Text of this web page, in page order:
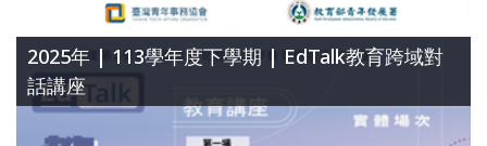
2025年 | 113學年度下學期 | EdTalk教育跨域對
話講座